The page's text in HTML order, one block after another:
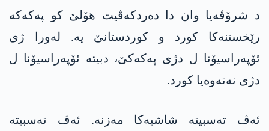
د شرۆڤەیا وان دا دەردکەڤیت ھۆلێ کو پەکەکە
رێخستنەکا کورد و کوردستانێ یە. لەورا ژی
ئۆپەراسیۆنا ل دژی پەکەکێ، دبیتە ئۆپەراسیۆنا ل
دژی نەتەوەیا کورد.
ئەڤ تەسبیتە شاشیەکا مەزنە. ئەڤ تەسبیتە